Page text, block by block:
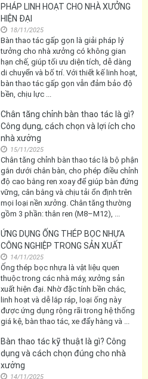
PHÁP LINH HOẠT CHO NHÀ XƯỞNG
HIỆN ĐẠI
18/11/2025
Bàn thao tác gấp gọn là giải pháp lý
tưởng cho nhà xưởng có không gian
hạn chế, giúp tối ưu diện tích, dễ dàng
di chuyển và bố trí. Với thiết kế linh hoạt,
bàn thao tác gấp gọn vẫn đảm bảo độ
bền, chịu lực ...
Chân tăng chỉnh bàn thao tác là gì?
Công dụng, cách chọn và lợi ích cho
nhà xưởng
15/11/2025
Chân tăng chỉnh bàn thao tác là bộ phận
gắn dưới chân bàn, cho phép điều chỉnh
độ cao bằng ren xoay để giúp bàn đứng
vững, cân bằng và chịu tải ổn định trên
mọi loại nền xưởng. Chân tăng thường
gồm 3 phần: thân ren (M8–M12), ...
ỨNG DỤNG ỐNG THÉP BỌC NHỰA
CÔNG NGHIỆP TRONG SẢN XUẤT
14/11/2025
Ống thép bọc nhựa là vật liệu quen
thuộc trong các nhà máy, xưởng sản
xuất hiện đại. Nhờ đặc tính bền chắc,
linh hoạt và dễ lắp ráp, loại ống này
được ứng dụng rộng rãi trong hệ thống
giá kệ, bàn thao tác, xe đẩy hàng và ...
Bàn thao tác kỹ thuật là gì? Công
dụng và cách chọn đúng cho nhà
xưởng
14/11/2025